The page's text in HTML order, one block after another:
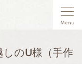
のU様（手作